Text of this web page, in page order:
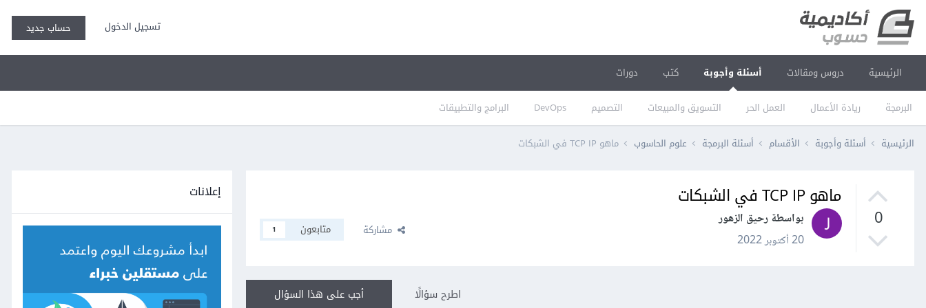
تسجيل الدخول حساب جديد
الرئيسية دروس ومقالات أسئلة وأجوبة
البرمجة ريادة الأعمال العمل الحر التسويق والمبيعات التصميم DevOps البرامج والتطبيقات
كتب دورات
الرئيسية أسئلة وأجوبة الأقسام أسئلة البرمجة علوم الحاسوب ماهو TCP IP في الشبكات
0
ماهو TCP IP في الشبكات
بواسطة رحيق الزهور
20 أكتوبر 2022
مشاركة متابعون 1
أجب على هذا السؤال اطرح سؤالًا
إعلانات